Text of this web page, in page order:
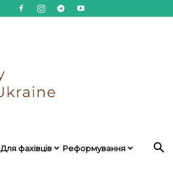
Для фахівців Реформування